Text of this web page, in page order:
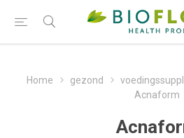
Home gezond
Acnaform